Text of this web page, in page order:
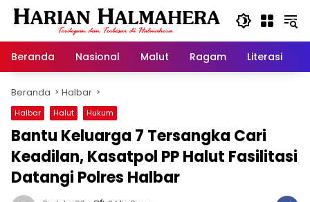
Langsung
Beranda
Nasional Malut Ragam Literasi
Beranda Halbar
Halbar Halut Hukum
Bantu Keluarga 7 Tersangka Cari
Keadilan, Kasatpol PP Halut Fasilitasi
Datangi Polres Halbar